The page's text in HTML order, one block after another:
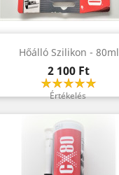
Hőálló Szilikon - 80ml
Ár
2 100 Ft
Értékelés